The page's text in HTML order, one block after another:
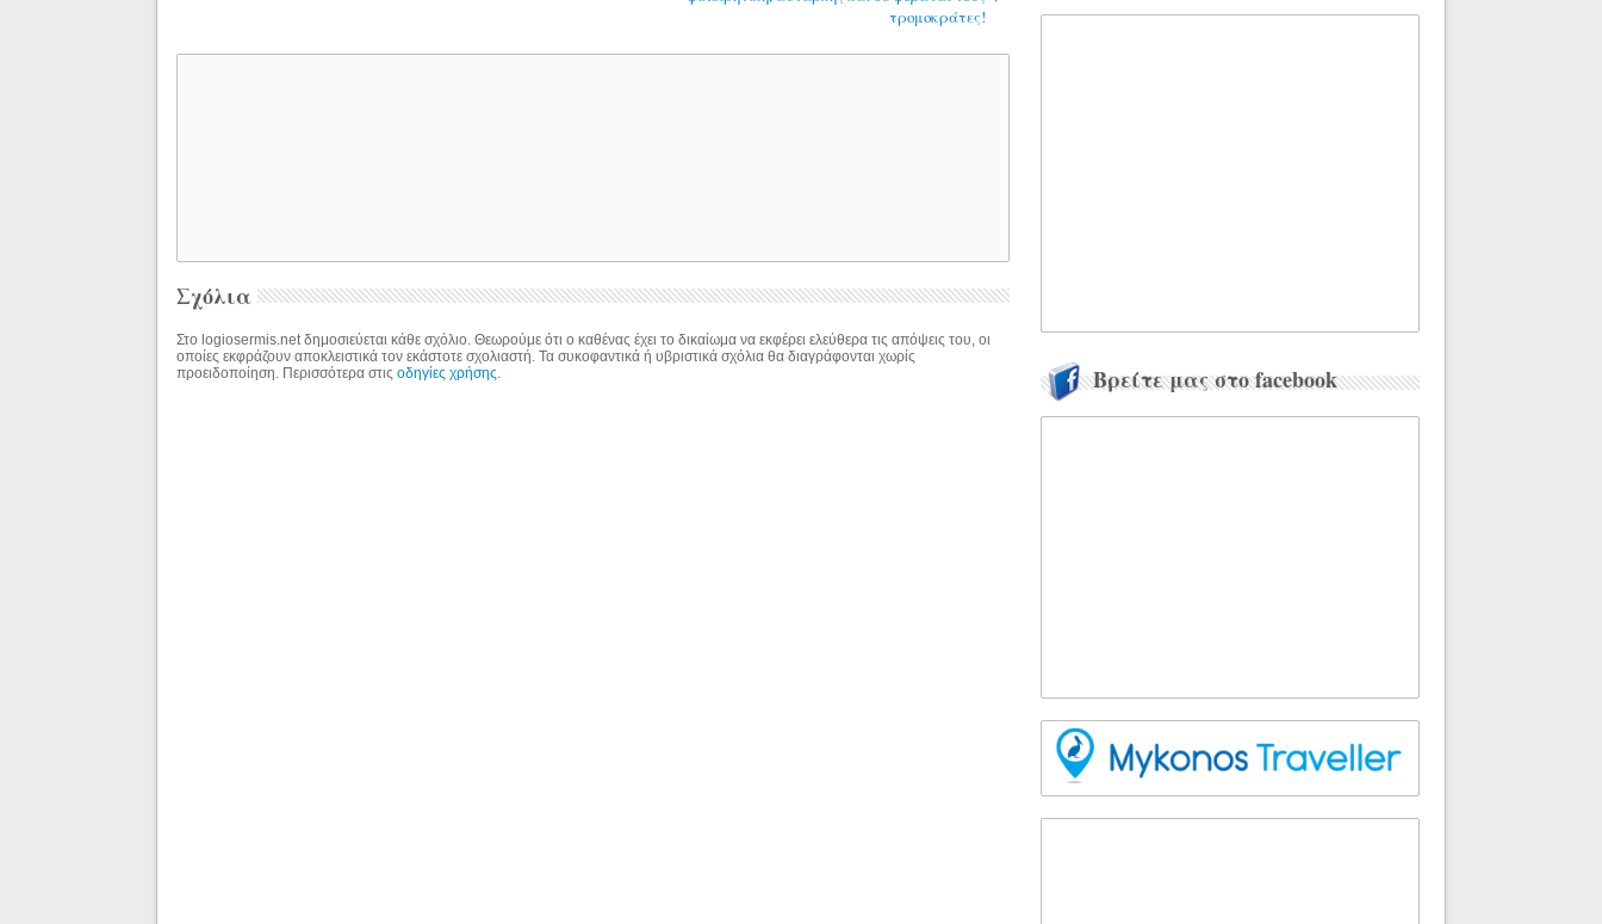
τρομοκράτες!
Σχόλια
Στο logiosermis.net δημοσιεύεται κάθε σχόλιο. Θεωρούμε ότι ο καθένας έχει το δικαίωμα να εκφέρει ελεύθερα τις απόψεις του, οι
οποίες εκφράζουν αποκλειστικά τον εκάστοτε σχολιαστή. Τα συκοφαντικά ή υβριστικά σχόλια θα διαγράφονται χωρίς
προειδοποίηση. Περισσότερα στιςοδηγίες χρήσης Βρείτε μας στο facebook